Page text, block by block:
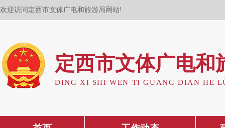
欢迎访问定西市文体广电和旅游局网站!
定西市文体广电和
DING XI SHI WEN TI GUANG DIAN HE